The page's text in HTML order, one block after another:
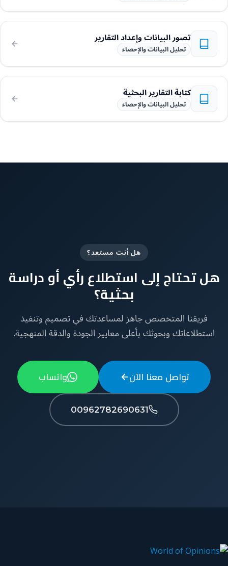
تصور البيانات وإعداد التقارير
تحليل البيانات والإحصاء
كتابة التقارير البحثية
تحليل البيانات والإحصاء
هل أنت مستعد؟
هل تحتاج إلى استطلاع رأي أو دراسة
بحثية؟
فريقنا المتخصص جاهز لمساعدتك في تصميم وتنفيذ
استطلاعاتك وبحوثك بأعلى معايير الجودة والدقة المنهجية.
تواصل معنا الآن واتساب
00962782690631